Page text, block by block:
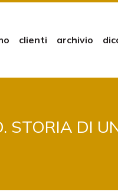
clienti archivio
STORIA DI